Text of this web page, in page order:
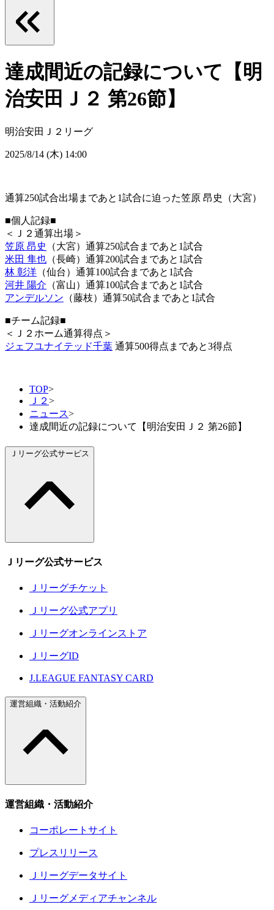
達成間近の記録について【明
治安田Ｊ２ 第26節】
明治安田Ｊ２リーグ
2025/8/14 (木) 14:00
通算250試合出場まであと1試合に迫った笠原 昂史（大宮）
■個人記録■
＜Ｊ２通算出場＞
笠原 昂史
（大宮）通算250試合まであと1試合
米田 隼也 （長崎）通算200試合まであと1試合
林 彰洋 （仙台）通算100試合まであと1試合
河井 陽介 （富山）通算100試合まであと1試合
アンデルソン （藤枝）通算50試合まであと1試合
■チーム記録■
＜Ｊ２ホーム通算得点＞
ジェフユナイテッド千葉 通算500得点まであと3得点
TOP>
Ｊ２ >
ニュース>
達成間近の記録について【明治安田Ｊ２ 第26節】
Ｊリーグ公式サービス
Ｊリーグ公式サービス
Ｊリーグチケット
Ｊリーグ公式アプリ
Ｊリーグオンラインストア
ＪリーグID
J.LEAGUE FANTASY CARD
運営組織・活動紹介
運営組織・活動紹介
コーポレートサイト
プレスリリース
Ｊリーグデータサイト
Ｊリーグメディアチャンネル